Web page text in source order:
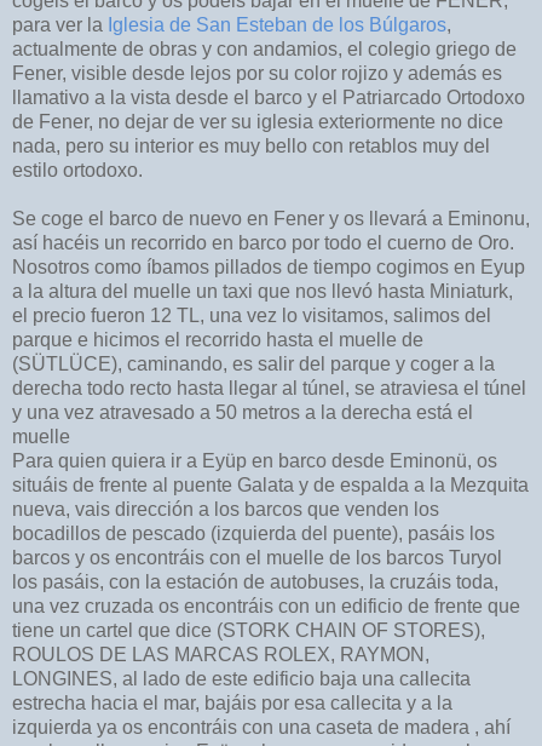
para ver la Iglesia de San Esteban de los Búlgaros,
actualmente de obras y con andamios, el colegio griego de
Fener, visible desde lejos por su color rojizo y además es
llamativo a la vista desde el barco y el Patriarcado Ortodoxo
de Fener, no dejar de ver su iglesia exteriormente no dice
nada, pero su interior es muy bello con retablos muy del
estilo ortodoxo.
Se coge el barco de nuevo en Fener y os llevará a Eminonu,
así hacéis un recorrido en barco por todo el cuerno de Oro.
Nosotros como íbamos pillados de tiempo cogimos en Eyup
a la altura del muelle un taxi que nos llevó hasta Miniaturk,
el precio fueron 12 TL, una vez lo visitamos, salimos del
parque e hicimos el recorrido hasta el muelle de
(SÜTLÜCE), caminando, es salir del parque y coger a la
derecha todo recto hasta llegar al túnel, se atraviesa el túnel
y una vez atravesado a 50 metros a la derecha está el
muelle
Para quien quiera ir a Eyüp en barco desde Eminonü, os
situáis de frente al puente Galata y de espalda a la Mezquita
nueva, vais dirección a los barcos que venden los
bocadillos de pescado (izquierda del puente), pasáis los
barcos y os encontráis con el muelle de los barcos Turyol
los pasáis, con la estación de autobuses, la cruzáis toda,
una vez cruzada os encontráis con un edificio de frente que
tiene un cartel que dice (STORK CHAIN OF STORES),
ROULOS DE LAS MARCAS ROLEX, RAYMON,
LONGINES, al lado de este edificio baja una callecita
estrecha hacia el mar, bajáis por esa callecita y a la
izquierda ya os encontráis con una caseta de madera , ahí